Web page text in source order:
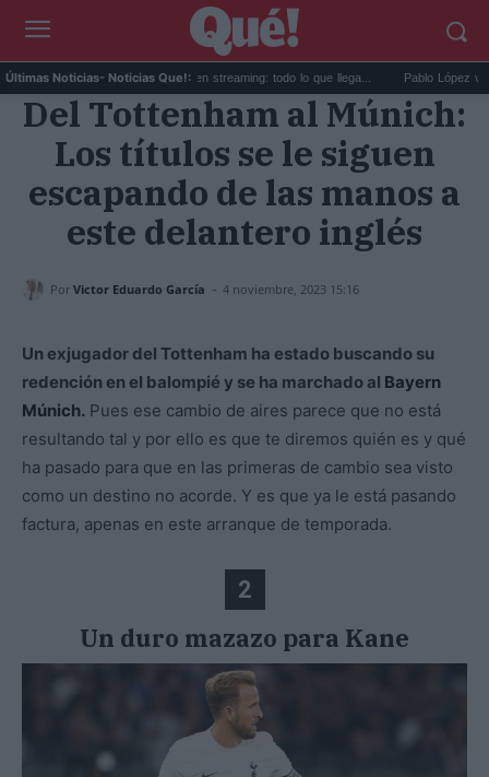
Últimas Noticias- Noticias Que!:
Estrenos de agosto en streaming: todo lo que llega... Pablo López
Del Tottenham al Múnich:
Los títulos se le siguen
escapando de las manos a
este delantero inglés
Por Victor Eduardo García - 4 noviembre, 2023 15:16
Un exjugador del Tottenham ha estado buscando su
redención en el balompié y se ha marchado al Bayern
Múnich. Pues ese cambio de aires parece que no está
resultando tal y por ello es que te diremos quién es y qué
ha pasado para que en las primeras de cambio sea visto
como un destino no acorde. Y es que ya le está pasando
factura, apenas en este arranque de temporada.
2
Un duro mazazo para Kane